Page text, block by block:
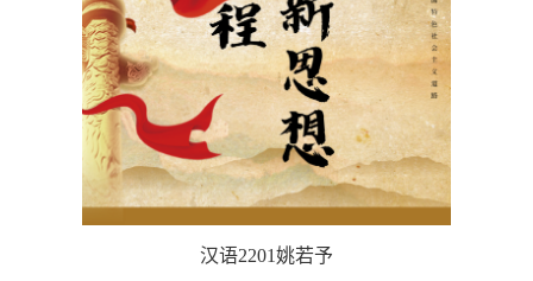
汉语2201姚若予